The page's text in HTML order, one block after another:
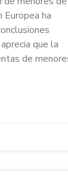
Europea ha
que la
de